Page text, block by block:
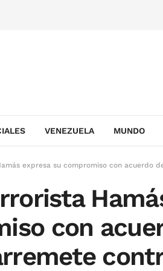
VENEZUELA MUNDO
expresa su compromiso con acuerdo
con